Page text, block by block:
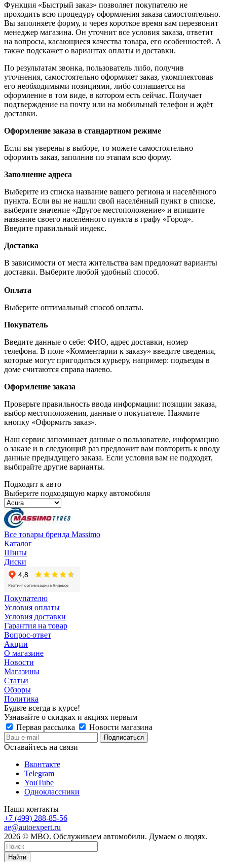
Функция «Быстрый заказ» позволяет покупателю не
проходить всю процедуру оформления заказа самостоятельно.
Вы заполняете форму, и через короткое время вам перезвонит
менеджер магазина. Он уточнит все условия заказа, ответит
на вопросы, касающиеся качества товара, его особенностей. А
также подскажет о вариантах оплаты и доставки.
По результатам звонка, пользователь либо, получив
уточнения, самостоятельно оформляет заказ, укомплектовав
его необходимыми позициями, либо соглашается на
оформление в том виде, в котором есть сейчас. Получает
подтверждение на почту или на мобильный телефон и ждёт
доставки.
Оформление заказа в стандартном режиме
Если вы уверены в выборе, то можете самостоятельно
оформить заказ, заполнив по этапам всю форму.
Заполнение адреса
Выберите из списка название вашего региона и населённого
пункта. Если вы не нашли свой населённый пункт в списке,
выберите значение «Другое местоположение» и впишите
название своего населённого пункта в графу «Город».
Введите правильный индекс.
Доставка
В зависимости от места жительства вам предложат варианты
доставки. Выберите любой удобный способ.
Оплата
Выберите оптимальный способ оплаты.
Покупатель
Введите данные о себе: ФИО, адрес доставки, номер
телефона. В поле «Комментарии к заказу» введите сведения,
которые могут пригодиться курьеру, например: подъезды в
доме считаются справа налево.
Оформление заказа
Проверьте правильность ввода информации: позиции заказа,
выбор местоположения, данные о покупателе. Нажмите
кнопку «Оформить заказ».
Наш сервис запоминает данные о пользователе, информацию
о заказе и в следующий раз предложит вам повторить к вводу
данные предыдущего заказа. Если условия вам не подходят,
выбирайте другие варианты.
Подходит к авто
Выберите подходящую марку автомобиля
Все товары бренда Massimo
Каталог
Шины
Диски
Покупателю
Условия оплаты
Условия доставки
Гарантия на товар
Вопрос-ответ
Акции
О магазине
Новости
Магазины
Статьи
Обзоры
Политика
Будьте всегда в курсе!
Узнавайте о скидках и акциях первым
Первая рассылка
Новости магазина
Оставайтесь на связи
Вконтакте
Telegram
YouTube
Одноклассники
Наши контакты
+7 (499) 288-85-56
ae@autoexpert.ru
2026 © МВО. Обслуживаем автомобили. Думаем о людях.
Найти